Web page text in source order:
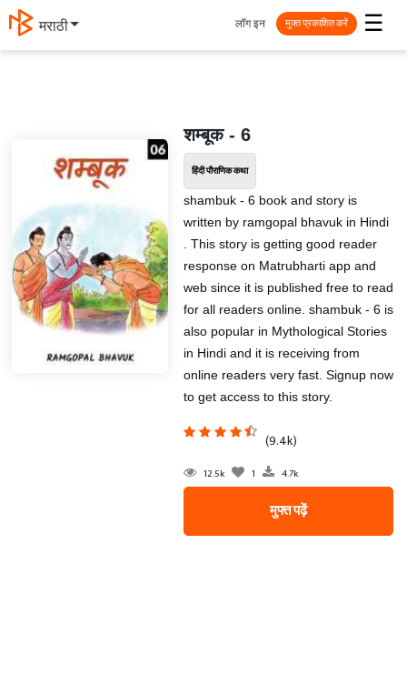
मराठी ☰
लॉग इन मुक्त प्रकाशित करें
शम्बूक - 6
हिंदी पौराणिक कथा
shambuk - 6 book and story is
written by ramgopal bhavuk in Hindi
. This story is getting good reader
response on Matrubharti app and
web since it is published free to read
for all readers online. shambuk - 6 is
also popular in Mythological Stories
in Hindi and it is receiving from
online readers very fast. Signup now
to get access to this story.
(9.4k)
12.5k 1 4.7k
मुफ्त पढ़ें